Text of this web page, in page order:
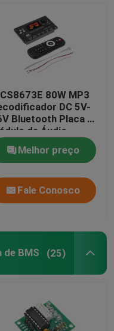
80W MP3
DC 5V-
Bluetooth Placa de
de Áudio
Amplificador
Potência
Melhor preço
Fale Conosco
BMS (25)